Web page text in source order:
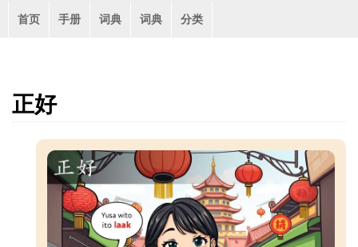
单
索主首页 手册 词典 词典 分类
正好